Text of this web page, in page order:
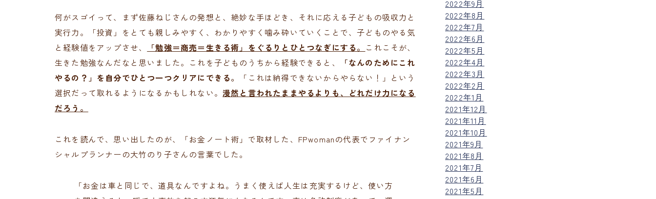
何がスゴイって、まず佐藤ねじさんの発想と、絶妙な手ほどき、それに応える子どもの吸収力と
実行力。「投資」をとても親しみやすく、わかりやすく噛み砕いていくことで、子どものやる気
と経験値をアップさせ、
「勉強＝商売＝生きる術」をぐるりとひとつなぎにする。 これこそが、
生きた勉強なんだなと思いました。これを子どものうちから経験できると、
「なんのためにこれ
やるの？」を自分でひとつ一つクリアにできる。
「これは納得できないからやらない！」という
選択だって取れるようになるかもしれない。 漫然と言われたままやるよりも、どれだけ力になる
だろう。
これを読んで、思い出したのが、「お金ノート術」で取材した、FPwomanの代表でファイナン
シャルプランナーの大竹のり子さんの言葉でした。
「お金は車と同じで、道具なんですよね。うまく使えば人生は充実するけど、使い方
2022年9月
2022年8月
2022年7月
2022年6月
2022年5月
2022年4月
2022年3月
2022年2月
2022年1月
2021年12月
2021年11月
2021年10月
2021年9月
2021年8月
2021年7月
2021年6月
2021年5月